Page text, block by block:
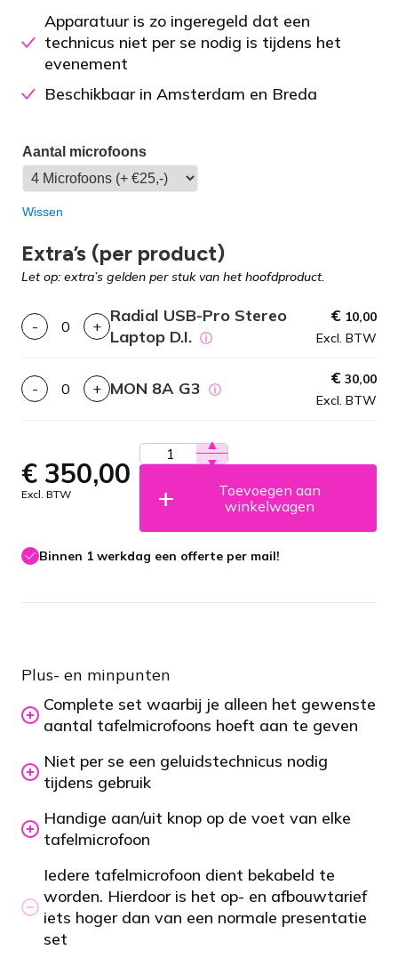
Apparatuur is zo ingeregeld dat een
technicus niet per se nodig is tijdens het
evenement
Beschikbaar in Amsterdam en Breda
Aantal microfoons
Wissen
Extra’s (per product)
Let op: extra’s gelden per stuk van het hoofdproduct.
- +
Radial USB-Pro Stereo
Laptop D.I. ⓘ
€ 10,00
Excl. BTW
- + MON 8A G3 ⓘ
€ 30,00
Excl. BTW
€ 350,00
Excl. BTW
▲
▼
Toevoegen aan
winkelwagen
Binnen 1 werkdag een offerte per mail!
Plus- en minpunten
Complete set waarbij je alleen het gewenste
aantal tafelmicrofoons hoeft aan te geven
Niet per se een geluidstechnicus nodig
tijdens gebruik
Handige aan/uit knop op de voet van elke
tafelmicrofoon
Iedere tafelmicrofoon dient bekabeld te
worden. Hierdoor is het op- en afbouwtarief
iets hoger dan van een normale presentatie
set